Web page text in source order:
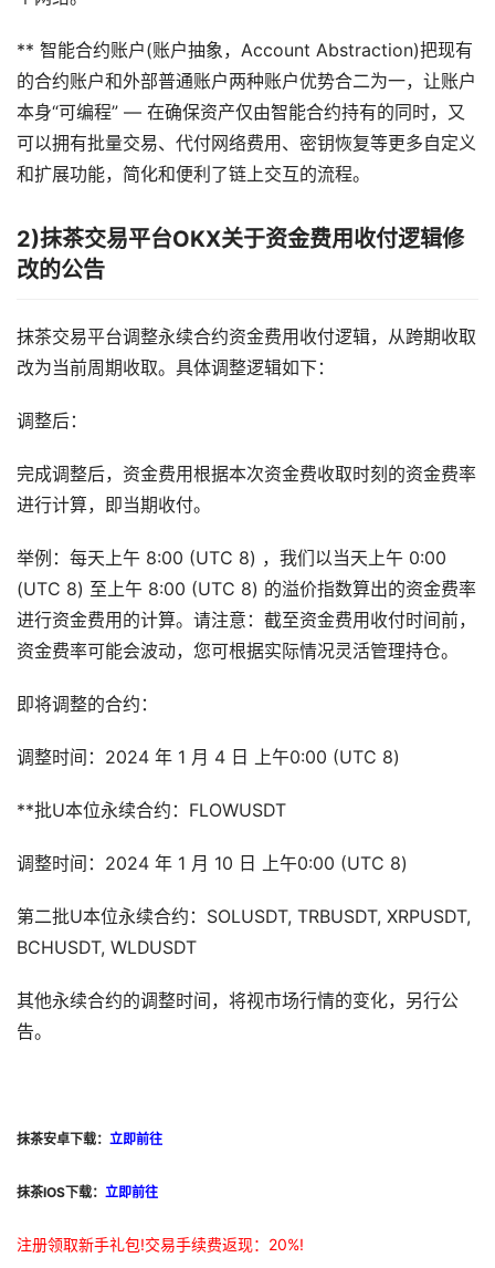
** 智能合约账户(账户抽象，Account Abstraction)把现有
的合约账户和外部普通账户两种账户优势合二为一，让账户
本身“可编程” — 在确保资产仅由智能合约持有的同时，又
可以拥有批量交易、代付网络费用、密钥恢复等更多自定义
和扩展功能，简化和便利了链上交互的流程。
2)抹茶交易平台OKX关于资金费用收付逻辑修
改的公告
抹茶交易平台调整永续合约资金费用收付逻辑，从跨期收取
改为当前周期收取。具体调整逻辑如下：
调整后：
完成调整后，资金费用根据本次资金费收取时刻的资金费率
进行计算，即当期收付。
举例：每天上午 8:00 (UTC 8) ，我们以当天上午 0:00
(UTC 8) 至上午 8:00 (UTC 8) 的溢价指数算出的资金费率
进行资金费用的计算。请注意：截至资金费用收付时间前，
资金费率可能会波动，您可根据实际情况灵活管理持仓。
即将调整的合约：
调整时间：2024 年 1 月 4 日 上午0:00 (UTC 8)
**批U本位永续合约：FLOWUSDT
调整时间：2024 年 1 月 10 日 上午0:00 (UTC 8)
第二批U本位永续合约：SOLUSDT, TRBUSDT, XRPUSDT,
BCHUSDT, WLDUSDT
其他永续合约的调整时间，将视市场行情的变化，另行公
告。
抹茶安卓下载： 立即前往
抹茶IOS下载： 立即前往
注册领取新手礼包!交易手续费返现：20%!